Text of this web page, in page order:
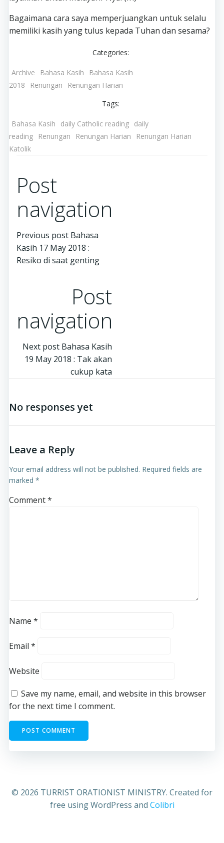
Bagaimana cara saya memperjuangkan untuk selalu
memiliki kasih yang tulus kepada Tuhan dan sesama?
Categories:
Archive Bahasa Kasih
Bahasa Kasih
2018
Renungan
Renungan Harian
Tags:
Bahasa Kasih daily Catholic reading daily
reading
Renungan Renungan Harian
Renungan Harian
Katolik
Post
navigation
Previous post Bahasa
Kasih 17 May 2018 :
Resiko di saat genting
Post
navigation
Next post Bahasa Kasih
19 May 2018 : Tak akan
cukup kata
No responses yet
Leave a Reply
Your email address will not be published. Required fields are
marked *
Comment*
Name *
Email *
Website
Save my name, email, and website in this browser
for the next time I comment.
© 2026 TURRIST ORATIONIST MINISTRY. Created for
free using WordPress and Colibri